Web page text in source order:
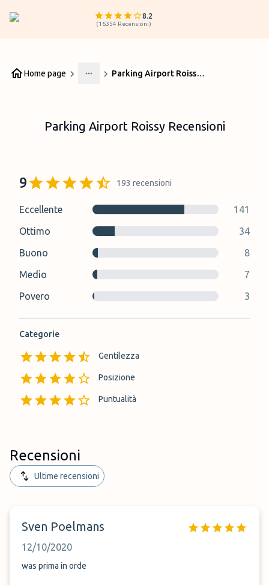
8.2
(16354 Recensioni)
Home page
More
Parking Airport Roissy Recensioni
Parking Airport Roissy Recensioni
9 193 recensioni
Eccellente
141
Ottimo
34
Buono
8
Medio
7
Povero
3
Categorie
Gentilezza
Posizione
Puntualità
Recensioni
Ultime recensioni
Sven Poelmans
12/10/2020
was prima in orde